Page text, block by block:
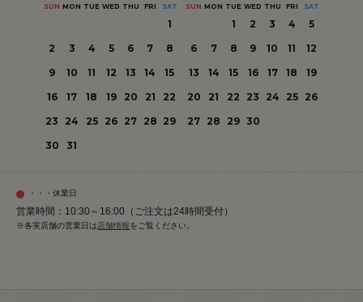
SUN MON TUE WED THU FRI SAT
1
2
3 4 5 6 7
8
9
10 11 12 13 14
15
16
17 18 19 20 21
22
23
24 25 26 27 28 29
30
31
SUN MON TUE WED THU FRI SAT
1 2 3 4
5
6
7 8 9 10 11
12
13
14 15 16 17 18
19
20
21 22 23 24 25
26
27 28 29 30
・・・休業日
営業時間：10:30～16:00（ご注文は24時間受付）
※各実店舗の営業日は 店舗情報をご覧ください。